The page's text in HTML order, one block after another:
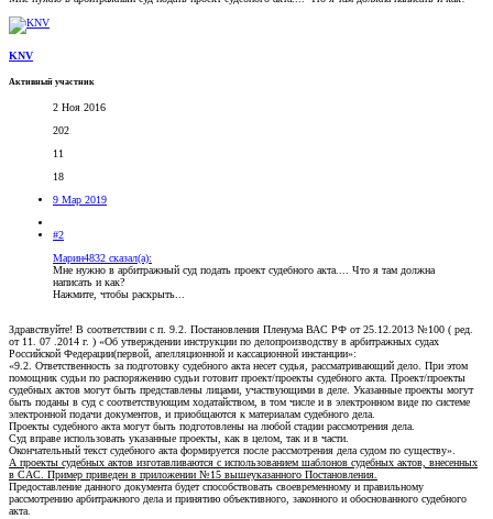
KNV
Активный участник
2 Ноя 2016
202
11
18
9 Мар 2019
#2
Марин4832 сказал(а):
Мне нужно в арбитражный суд подать проект судебного акта.... Что я там должна
написать и как?
Нажмите, чтобы раскрыть...
Здравствуйте! В соответствии с п. 9.2. Постановления Пленума ВАС РФ от 25.12.2013 №100 ( ред.
от 11. 07 .2014 г. ) «Об утверждении инструкции по делопроизводству в арбитражных судах
Российской Федерации(первой, апелляционной и кассационной инстанции»:
«9.2. Ответственность за подготовку судебного акта несет судья, рассматривающий дело. При этом
помощник судьи по распоряжению судьи готовит проект/проекты судебного акта. Проект/проекты
судебных актов могут быть представлены лицами, участвующими в деле. Указанные проекты могут
быть поданы в суд с соответствующим ходатайством, в том числе и в электронном виде по системе
электронной подачи документов, и приобщаются к материалам судебного дела.
Проекты судебного акта могут быть подготовлены на любой стадии рассмотрения дела.
Суд вправе использовать указанные проекты, как в целом, так и в части.
Окончательный текст судебного акта формируется после рассмотрения дела судом по существу».
А проекты судебных актов изготавливаются с использованием шаблонов судебных актов, внесенных
в САС. Пример приведен в приложении №15 вышеуказанного Постановления.
Предоставление данного документа будет способствовать своевременному и правильному
рассмотрению арбитражного дела и принятию объективного, законного и обоснованного судебного
акта.